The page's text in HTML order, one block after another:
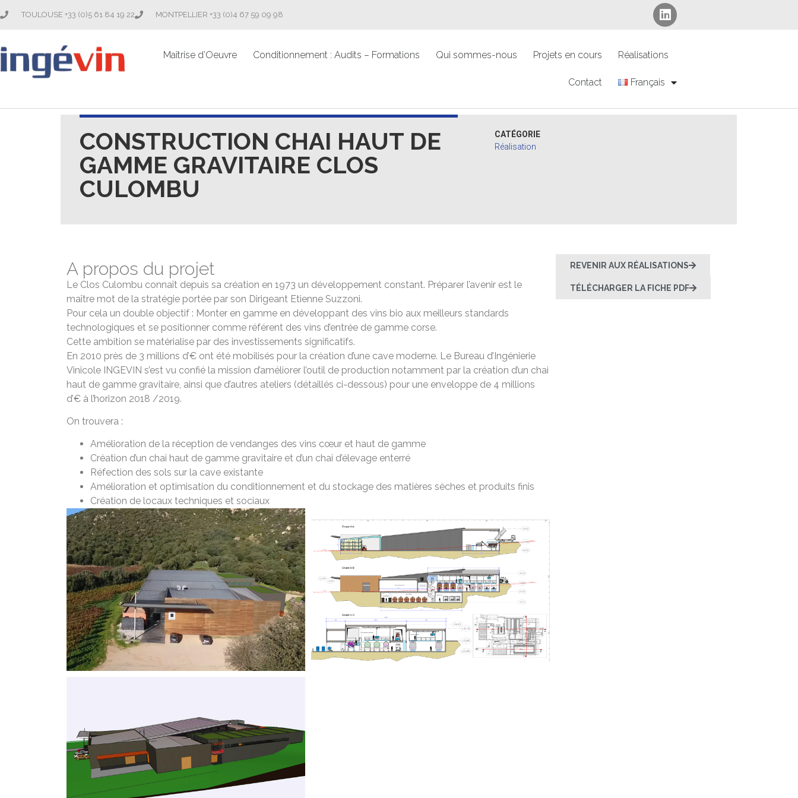
TOULOUSE +33 (0)5 61 84 19 22 MONTPELLIER +33 (0)4 67 59 09 98
Maîtrise d’Oeuvre Conditionnement : Audits – Formations Qui sommes-nous Projets en cours Réalisations
Contact Français
CONSTRUCTION CHAI HAUT DE
GAMME GRAVITAIRE CLOS
CULOMBU
CATÉGORIE
Réalisation
A propos du projet
Le Clos Culombu connaît depuis sa création en 1973 un développement constant. Préparer l’avenir est le
maître mot de la stratégie portée par son Dirigeant Etienne Suzzoni.
Pour cela un double objectif : Monter en gamme en développant des vins bio aux meilleurs standards
technologiques et se positionner comme référent des vins d’entrée de gamme corse.
Cette ambition se matérialise par des investissements significatifs.
En 2010 près de 3 millions d’€ ont été mobilisés pour la création d’une cave moderne. Le Bureau d’Ingénierie
Vinicole INGEVIN s’est vu confié la mission d’améliorer l’outil de production notamment par la création d’un chai
haut de gamme gravitaire, ainsi que d’autres ateliers (détaillés ci-dessous) pour une enveloppe de 4 millions
d’€ à l’horizon 2018 /2019.
On trouvera :
Amélioration de la réception de vendanges des vins cœur et haut de gamme
Création d’un chai haut de gamme gravitaire et d’un chai d’élevage enterré
Réfection des sols sur la cave existante
Amélioration et optimisation du conditionnement et du stockage des matières sèches et produits finis
Création de locaux techniques et sociaux
REVENIR AUX RÉALISATIONS
TÉLÉCHARGER LA FICHE PDF